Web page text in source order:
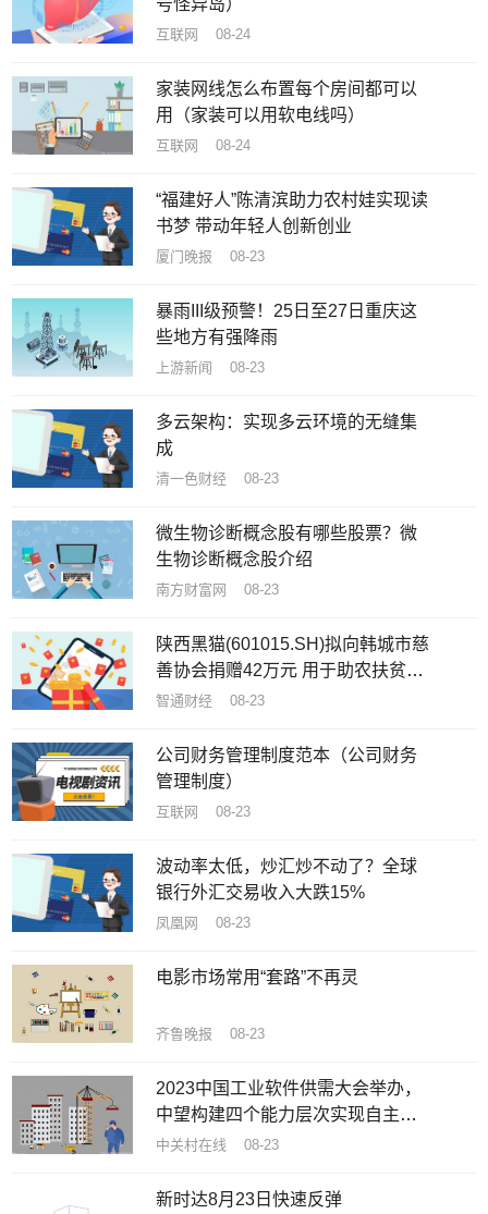
互联网 08-24
家装网线怎么布置每个房间都可以
用（家装可以用软电线吗）
互联网 08-24
“福建好人”陈清滨助力农村娃实现读
书梦 带动年轻人创新创业
厦门晚报 08-23
暴雨III级预警！25日至27日重庆这
些地方有强降雨
上游新闻 08-23
多云架构：实现多云环境的无缝集
成
清一色财经 08-23
微生物诊断概念股有哪些股票？微
生物诊断概念股介绍
南方财富网 08-23
陕西黑猫(601015.SH)拟向韩城市慈
善协会捐赠42万元 用于助农扶贫和
慈善事业
智通财经 08-23
公司财务管理制度范本（公司财务
管理制度）
互联网 08-23
波动率太低，炒汇炒不动了？全球
银行外汇交易收入大跌15%
凤凰网 08-23
电影市场常用“套路”不再灵
齐鲁晚报 08-23
2023中国工业软件供需大会举办，
中望构建四个能力层次实现自主创
新突围
中关村在线 08-23
新时达8月23日快速反弹